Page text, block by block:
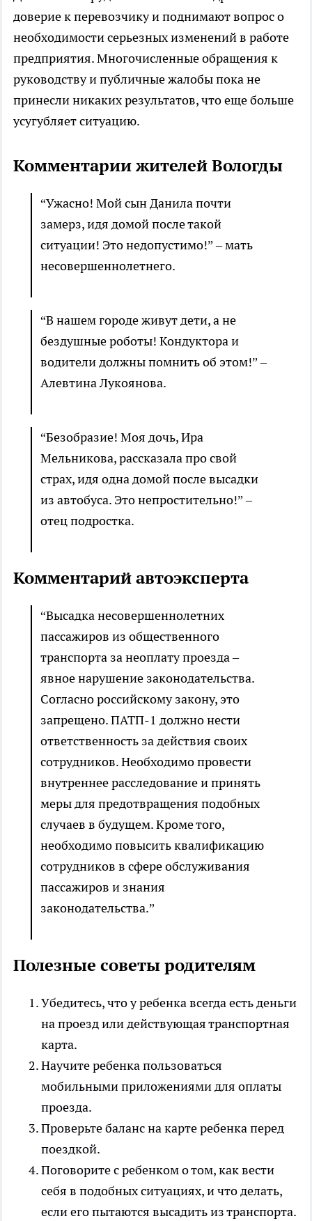
доверие к перевозчику и поднимают вопрос о
необходимости серьезных изменений в работе
предприятия. Многочисленные обращения к
руководству и публичные жалобы пока не
принесли никаких результатов, что еще больше
усугубляет ситуацию.
Комментарии жителей Вологды
“Ужасно! Мой сын Данила почти
замерз, идя домой после такой
ситуации! Это недопустимо!” – мать
несовершеннолетнего.
“В нашем городе живут дети, а не
бездушные роботы! Кондуктора и
водители должны помнить об этом!” –
Алевтина Лукоянова.
“Безобразие! Моя дочь, Ира
Мельникова, рассказала про свой
страх, идя одна домой после высадки
из автобуса. Это непростительно!” –
отец подростка.
Комментарий автоэксперта
“Высадка несовершеннолетних
пассажиров из общественного
транспорта за неоплату проезда –
явное нарушение законодательства.
Согласно российскому закону, это
запрещено. ПАТП-1 должно нести
ответственность за действия своих
сотрудников. Необходимо провести
внутреннее расследование и принять
меры для предотвращения подобных
случаев в будущем. Кроме того,
необходимо повысить квалификацию
сотрудников в сфере обслуживания
пассажиров и знания
законодательства.”
Полезные советы родителям
Убедитесь, что у ребенка всегда есть деньги
на проезд или действующая транспортная
карта.
Научите ребенка пользоваться
мобильными приложениями для оплаты
проезда.
Проверьте баланс на карте ребенка перед
поездкой.
Поговорите с ребенком о том, как вести
себя в подобных ситуациях, и что делать,
если его пытаются высадить из транспорта.